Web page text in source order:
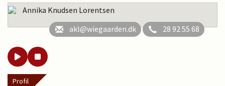
Annika Knudsen Lorentsen
akl@wiegaarden.dk
28 92 55 68
Profil